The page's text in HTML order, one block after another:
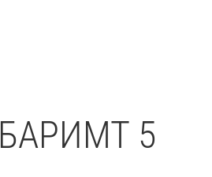
БАРИМТ 5